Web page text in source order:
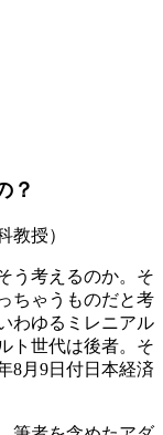
？
教授）
う考えるのか。そ
ちゃうものだと考
わゆるミレニアル
ト世代は後者。そ
8月9日付日本経済